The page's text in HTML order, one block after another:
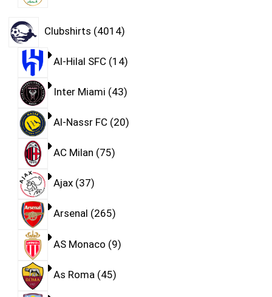
Clubshirts 4014
Al-Hilal SFC 14
Inter Miami 43
Al-Nassr FC 20
AC Milan 75
Ajax 37
Arsenal 265
AS Monaco 9
As Roma 45